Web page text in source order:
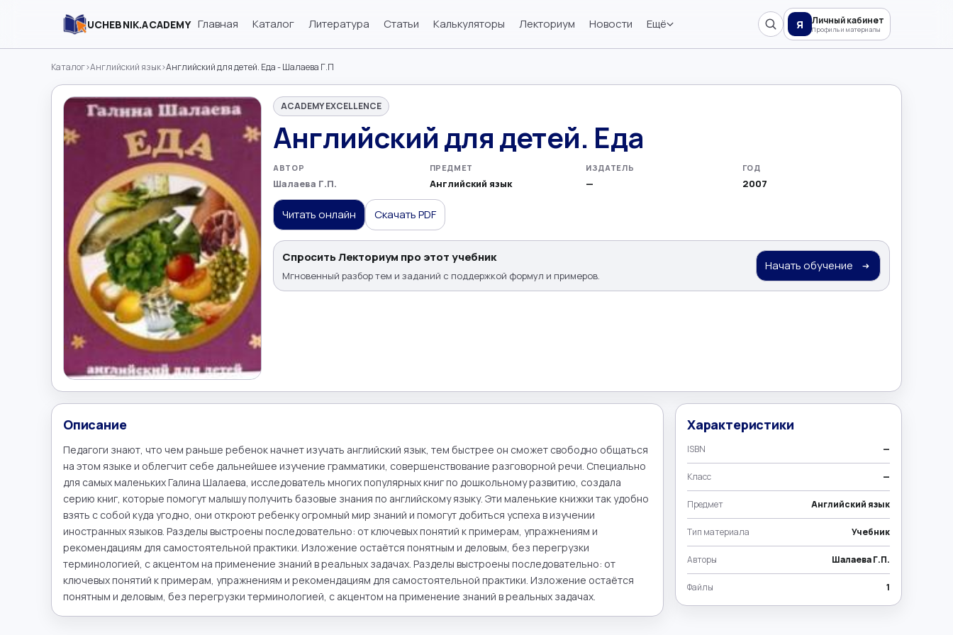
UCHEBNIK.ACADEMY Главная Каталог Литература Статьи Калькуляторы Лекториум Новости Ещё Я Личный кабинет
Профиль и материалы
Каталог›Английский язык›Английский для детей. Еда - Шалаева Г.П
ACADEMY EXCELLENCE
Английский для детей. Еда
АВТОР
Шалаева Г.П.
ПРЕДМЕТ
Английский язык
ИЗДАТЕЛЬ
—
ГОД
2007
Читать онлайн Скачать PDF
Спросить Лекториум про этот учебник
Мгновенный разбор тем и заданий с поддержкой формул и примеров.
Начать обучение
Описание
Педагоги знают, что чем раньше ребенок начнет изучать английский язык, тем быстрее он сможет свободно общаться
на этом языке и облегчит себе дальнейшее изучение грамматики, совершенствование разговорной речи. Специально
для самых маленьких Галина Шалаева, исследователь многих популярных книг по дошкольному развитию, создала
серию книг, которые помогут малышу получить базовые знания по английскому языку. Эти маленькие книжки так удобно
взять с собой куда угодно, они откроют ребенку огромный мир знаний и помогут добиться успеха в изучении
иностранных языков. Разделы выстроены последовательно: от ключевых понятий к примерам, упражнениям и
рекомендациям для самостоятельной практики. Изложение остаётся понятным и деловым, без перегрузки
терминологией, с акцентом на применение знаний в реальных задачах. Разделы выстроены последовательно: от
ключевых понятий к примерам, упражнениям и рекомендациям для самостоятельной практики. Изложение остаётся
понятным и деловым, без перегрузки терминологией, с акцентом на применение знаний в реальных задачах.
Характеристики
ISBN —
Класс —
Предмет Английский язык
Тип материала Учебник
Авторы Шалаева Г.П.
Файлы 1